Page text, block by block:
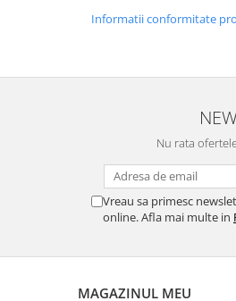
Informatii conformitate
Nu rata
Vreau sa primesc
online. Afla mai multe in
MAGAZINUL MEU